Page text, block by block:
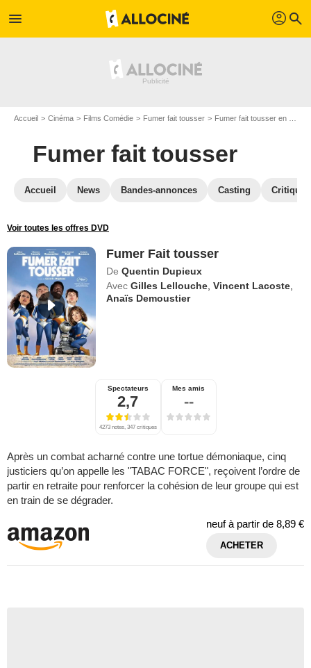
menu profil search
Accueil Cinéma Films Comédie Fumer fait tousser Fumer fait tousser en DVD
Fumer fait tousser
Accueil News Bandes-annonces Casting
Voir toutes les offres DVD
Fumer Fait tousser
De Quentin Dupieux
Avec Gilles Lellouche ,Vincent Lacoste
Anaïs Demoustier
Spectateurs
2,7
4273 notes, 347 critiques
Mes amis
--
Après un combat acharné contre une tortue démoniaque, cinq
justiciers qu’on appelle les "TABAC FORCE", reçoivent l’ordre de
partir en retraite pour renforcer la cohésion de leur groupe qui est
en train de se dégrader.
neuf à partir de 8,89 €
ACHETER